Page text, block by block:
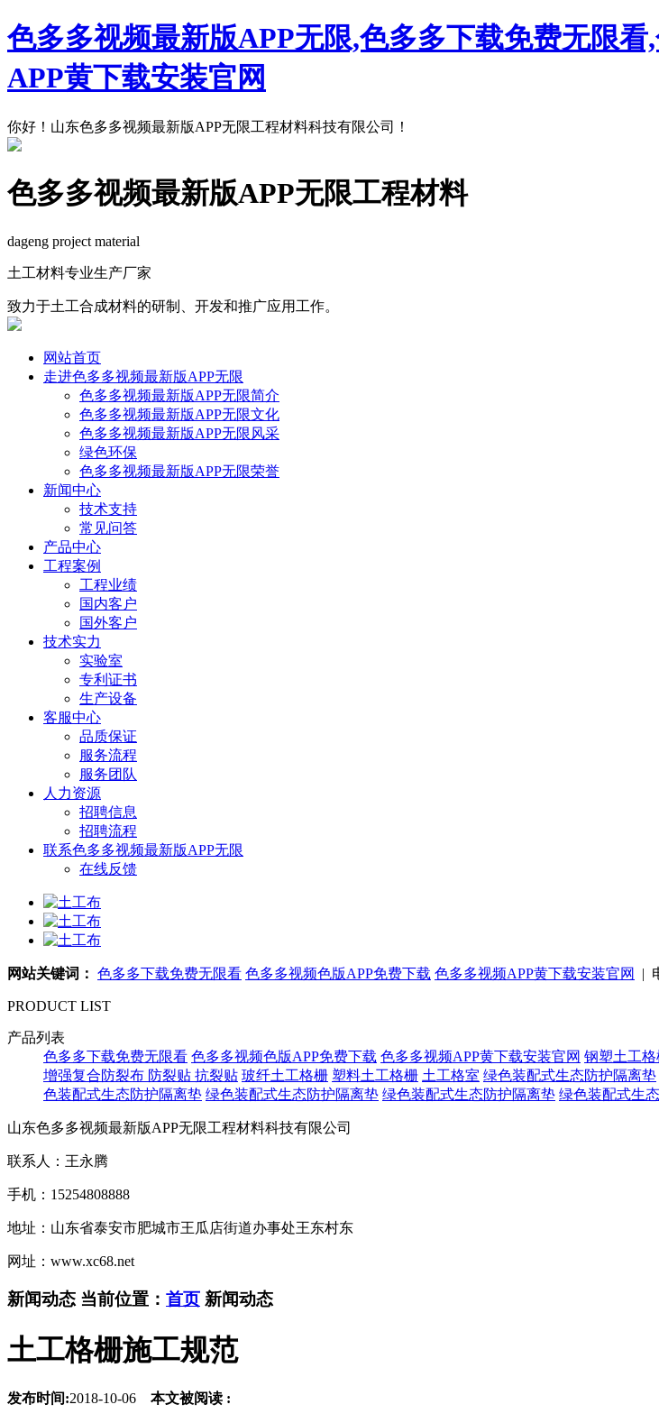
色多多视频最新版APP无限,色多多下载免费无限
APP黄下载安装官网
你好！山东色多多视频最新版APP无限工程材料科技有限公司！
色多多视频最新版APP无限工程材料
dageng project material
土工材料专业生产厂家
致力于土工合成材料的研制、开发和推广应用工作。
网站首页
走进色多多视频最新版APP无限
色多多视频最新版APP无限简介
色多多视频最新版APP无限文化
色多多视频最新版APP无限风采
绿色环保
色多多视频最新版APP无限荣誉
新闻中心
技术支持
常见问答
产品中心
工程案例
工程业绩
国内客户
国外客户
技术实力
实验室
专利证书
生产设备
客服中心
品质保证
服务流程
服务团队
人力资源
招聘信息
招聘流程
联系色多多视频最新版APP无限
在线反馈
网站关键词： 色多多下载免费无限看 色多多视频色版APP免费下载 色多多视频APP黄下载安装官网 |
PRODUCT LIST
产品列表
色多多下载免费无限看 色多多视频色版APP免费下载 色多多视频APP黄下载安装官网 钢塑土工格
增强复合防裂布 防裂贴 抗裂贴 玻纤土工格栅 塑料土工格栅 土工格室 绿色装配式生态防护隔离垫
色装配式生态防护隔离垫 绿色装配式生态防护隔离垫 绿色装配式生态防护隔离垫 绿色装配式生
山东色多多视频最新版APP无限工程材料科技有限公司
联系人：王永腾
手机：15254808888
地址：山东省泰安市肥城市王瓜店街道办事处王东村东
网址：www.xc68.net
新闻动态 当前位置： 首页 新闻动态
土工格栅施工规范
发布时间:2018-10-06 本文被阅读 :